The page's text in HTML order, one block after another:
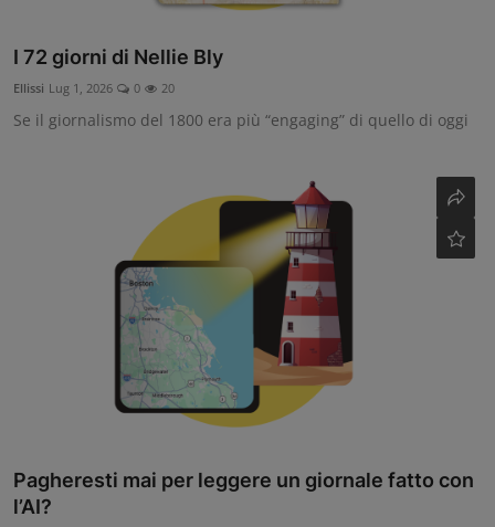
I 72 giorni di Nellie Bly
Ellissi Lug 1, 2026 0 20
Se il giornalismo del 1800 era più “engaging” di quello di oggi
Pagheresti mai per leggere un giornale fatto con
l’AI?